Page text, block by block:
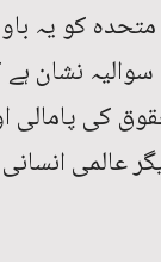
متحدہ کو یہ
نشان
کی پامالی
عالمی